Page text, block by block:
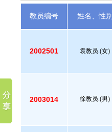
教员编号 姓名、性别
2002501 袁教员.(女)
2003014 徐教员.(男)